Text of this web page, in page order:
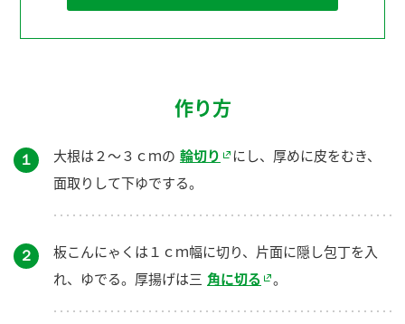
作り方
１ 大根は２～３ｃｍの 輪切り
にし、厚めに皮をむき、
面取りして下ゆでする。
２
板こんにゃくは１ｃｍ幅に切り、片面に隠し包丁を入
れ、ゆでる。厚揚げは三 角に切る 。